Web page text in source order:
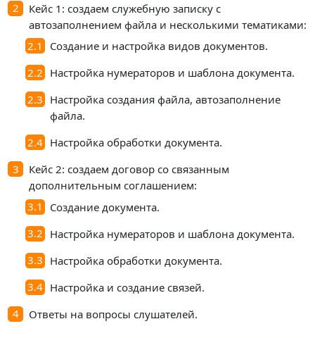
Кейс 1: создаем служебную записку с
автозаполнением файла и несколькими тематиками:
Создание и настройка видов документов.
Настройка нумераторов и шаблона документа.
Настройка создания файла, автозаполнение
файла.
Настройка обработки документа.
Кейс 2: создаем договор со связанным
дополнительным соглашением:
Создание документа.
Настройка нумераторов и шаблона документа.
Настройка обработки документа.
Настройка и создание связей.
Ответы на вопросы слушателей.